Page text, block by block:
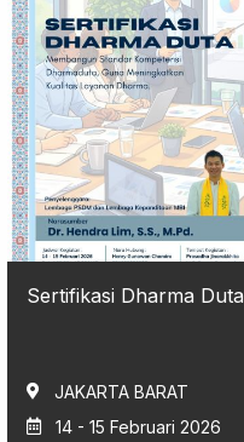
Sertifikasi Dharma Duta
JAKARTA BARAT
14 - 15 Februari 2026